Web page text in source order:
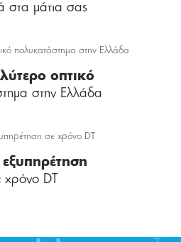
στα μάτια σας
οπτικό
στην Ελλάδα
χρόνο DT